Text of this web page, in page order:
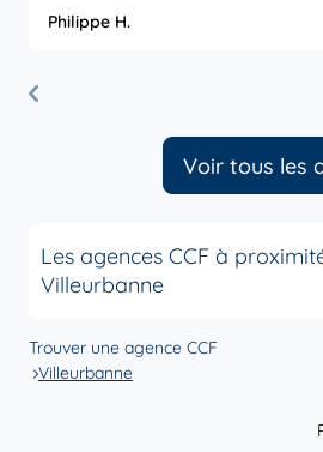
Philippe H.
Voir tous les
Les agences CCF à
Villeurbanne
Trouver une agence CCF
Villeurbanne